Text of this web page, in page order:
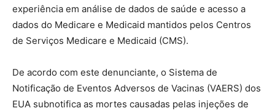
experiência em análise de dados de saúde e acesso a
dados do Medicare e Medicaid mantidos pelos Centros
de Serviços Medicare e Medicaid (CMS).
De acordo com este denunciante, o Sistema de
Notificação de Eventos Adversos de Vacinas (VAERS) dos
EUA subnotifica as mortes causadas pelas injeções de